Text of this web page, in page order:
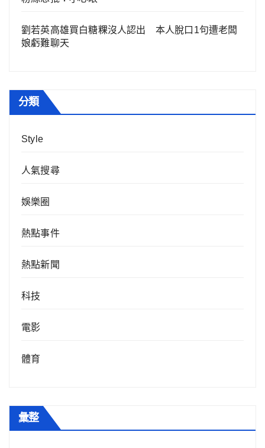
劉若英高雄買白糖粿沒人認出 本人脫口1句遭老闆
娘虧難聊天
分類
Style
人氣搜尋
娛樂圈
熱點事件
熱點新聞
科技
電影
體育
彙整